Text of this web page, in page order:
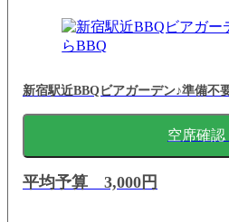
新宿駅近BBQビアガーデン♪準備不
空席確認
平均予算 3,000円